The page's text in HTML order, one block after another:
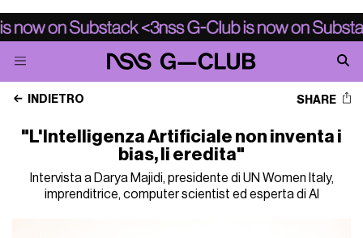
INDIETRO SHARE
"L'Intelligenza Artificiale non inventa i
bias, li eredita"
Intervista a Darya Majidi, presidente di UN Women Italy,
imprenditrice, computer scientist ed esperta di AI